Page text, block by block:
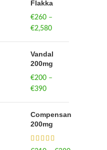
Flakka
€260 –
€2,580
€260
through
Vandal
200mg
€200 –
€390
through
Compensan
200mg